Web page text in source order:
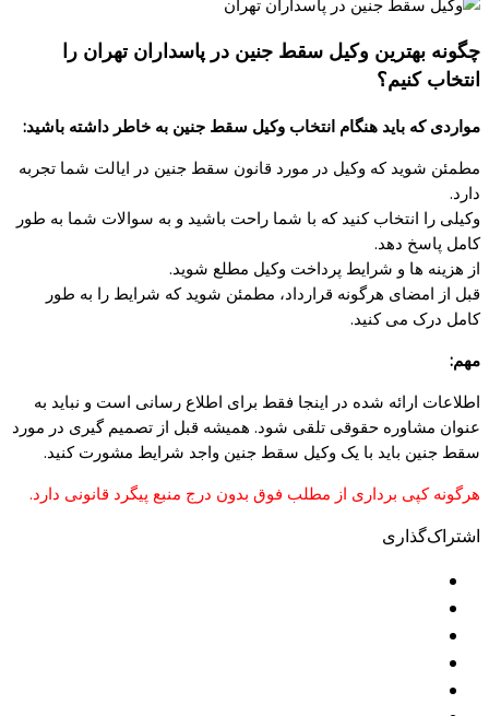
چگونه بهترین وکیل سقط جنین در پاسداران تهران را
انتخاب کنیم؟
مواردی که باید هنگام انتخاب وکیل سقط جنین به خاطر داشته باشید:
مطمئن شوید که وکیل در مورد قانون سقط جنین در ایالت شما تجربه
دارد.
وکیلی را انتخاب کنید که با شما راحت باشید و به سوالات شما به طور
کامل پاسخ دهد.
از هزینه ها و شرایط پرداخت وکیل مطلع شوید.
قبل از امضای هرگونه قرارداد، مطمئن شوید که شرایط را به طور
کامل درک می کنید.
مهم:
اطلاعات ارائه شده در اینجا فقط برای اطلاع رسانی است و نباید به
عنوان مشاوره حقوقی تلقی شود. همیشه قبل از تصمیم گیری در مورد
سقط جنین باید با یک وکیل سقط جنین واجد شرایط مشورت کنید.
هرگونه کپی برداری از مطلب فوق بدون درج منبع پیگرد قانونی دارد.
اشتراک‌گذاری